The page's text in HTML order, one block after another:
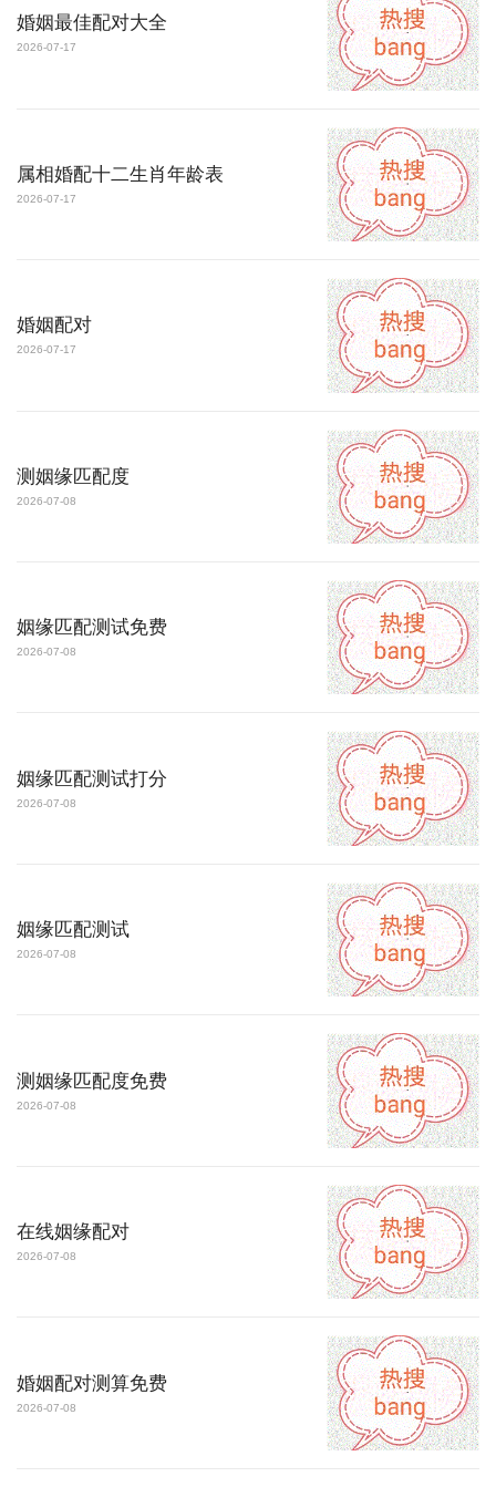
婚姻最佳配对大全
2026-07-17
属相婚配十二生肖年龄表
2026-07-17
婚姻配对
2026-07-17
测姻缘匹配度
2026-07-08
姻缘匹配测试免费
2026-07-08
姻缘匹配测试打分
2026-07-08
姻缘匹配测试
2026-07-08
测姻缘匹配度免费
2026-07-08
在线姻缘配对
2026-07-08
婚姻配对测算免费
2026-07-08